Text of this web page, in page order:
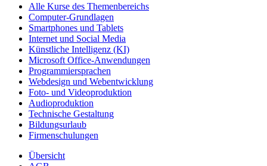
Alle Kurse des Themenbereichs
Computer-Grundlagen
Smartphones und Tablets
Internet und Social Media
Künstliche Intelligenz (KI)
Microsoft Office-Anwendungen
Programmiersprachen
Webdesign und Webentwicklung
Foto- und Videoproduktion
Audioproduktion
Technische Gestaltung
Bildungsurlaub
Firmenschulungen
Übersicht